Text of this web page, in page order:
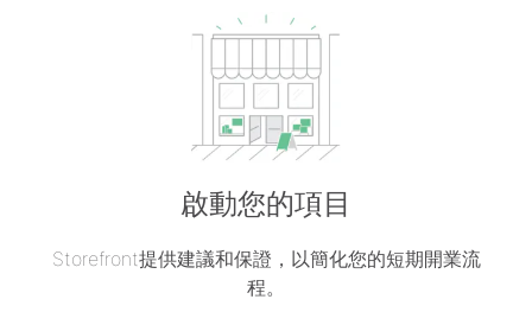
啟動您的項目
Storefront提供建議和保證，以簡化您的短期開業流
程。